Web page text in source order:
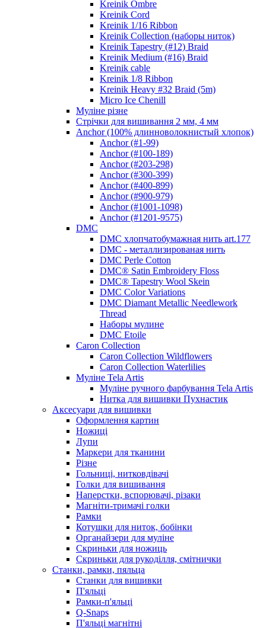
Kreinik Ombre
Kreinik Cord
Kreinik 1/16 Ribbon
Kreinik Collection (наборы ниток)
Kreinik Tapestry (#12) Braid
Kreinik Medium (#16) Braid
Kreinik cable
Kreinik 1/8 Ribbon
Kreinik Heavy #32 Braid (5m)
Micro Ice Chenill
Муліне різне
Стрічки для вишивання 2 мм, 4 мм
Anchor (100% длинноволокнистый хлопок)
Anchor (#1-99)
Anchor (#100-189)
Anchor (#203-298)
Anchor (#300-399)
Anchor (#400-899)
Anchor (#900-979)
Anchor (#1001-1098)
Anchor (#1201-9575)
DMC
DMC хлопчатобумажная нить art.177
DMC - металлизированая нить
DMC Perle Cotton
DMC® Satin Embroidery Floss
DMC® Tapestry Wool Skein
DMC Color Variations
DMC Diamant Metallic Needlework
Thread
Наборы мулине
DMC Etoile
Caron Collection
Caron Collection Wildflowers
Caron Collection Waterlilies
Муліне Tela Artis
Муліне ручного фарбування Tela Artis
Нитка для вишивки Пухнастик
Аксесуари для вишивки
Оформлення картин
Ножиці
Лупи
Маркери для тканини
Різне
Гольниці, нитковдівачі
Голки для вишивання
Наперстки, вспорювачі, різаки
Магніти-тримачі голки
Рамки
Котушки для ниток, бобінки
Органайзери для муліне
Скриньки для ножиць
Скриньки для рукоділля, смітнички
Станки, рамки, пяльца
Станки для вишивки
П'яльці
Рамки-п'яльці
Q-Snaps
П'яльці магнітні